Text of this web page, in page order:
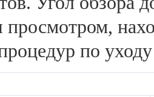
просмотром,
по